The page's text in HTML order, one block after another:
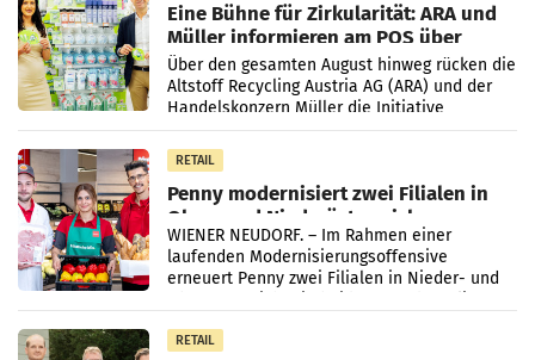
Eine Bühne für Zirkularität: ARA und
Müller informieren am POS über
Kreislauffähigkeit
Über den gesamten August hinweg rücken die
Altstoff Recycling Austria AG (ARA) und der
Handelskonzern Müller die Initiative
„Kreislauf-Helden“ in allen österreichischen
Müller-Filialen
RETAIL
Penny modernisiert zwei Filialen in
Ober- und Niederösterreich
WIENER NEUDORF. – Im Rahmen einer
laufenden Modernisierungsoffensive
erneuert Penny zwei Filialen in Nieder- und
RETAIL